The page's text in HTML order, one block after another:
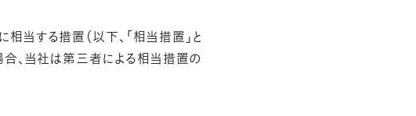
当する措置（以下、「相当措置」と
合、当社は第三者による相当措置の